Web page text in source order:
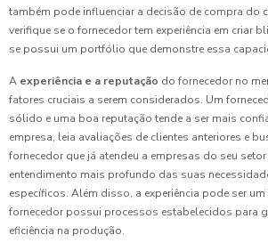
também pode influenciar a decisão de compra do
verifique se o fornecedor tem experiência em criar
se possui um portfólio que demonstre essa
A experiência e a reputação do fornecedor no
fatores cruciais a serem considerados. Um
sólido e uma boa reputação tende a ser mais
empresa, leia avaliações de clientes anteriores e
fornecedor que já atendeu a empresas do seu
entendimento mais profundo das suas
específicos. Além disso, a experiência pode ser
fornecedor possui processos estabelecidos para
eficiência na produção.